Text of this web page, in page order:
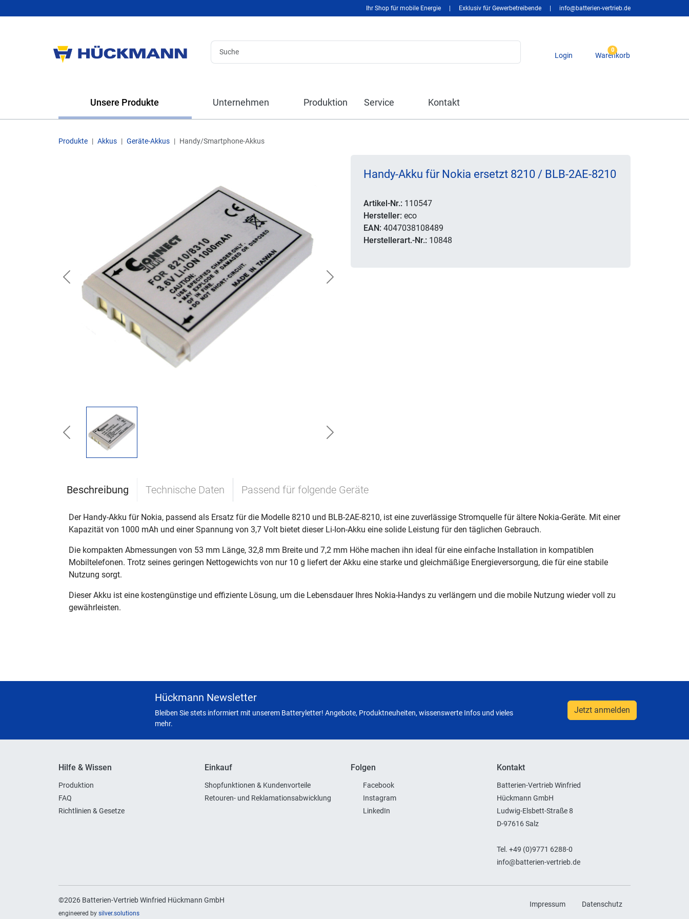
Ihr Shop für mobile Energie Exklusiv für Gewerbetreibende info@batterien-vertrieb.de
Login
0
Warenkorb
Unsere Produkte Unternehmen Produktion Service Kontakt
Produkte Akkus Geräte-Akkus Handy/Smartphone-Akkus
Previous Next
Previous Next
Handy-Akku für Nokia ersetzt 8210 / BLB-2AE-8210
Artikel-Nr.: 110547
Hersteller: eco
EAN: 4047038108489
Herstellerart.-Nr.: 10848
Beschreibung Technische Daten Passend für folgende Geräte
Der Handy-Akku für Nokia, passend als Ersatz für die Modelle 8210 und BLB-2AE-8210, ist eine zuverlässige Stromquelle für ältere Nokia-Geräte. Mit einer
Kapazität von 1000 mAh und einer Spannung von 3,7 Volt bietet dieser Li-Ion-Akku eine solide Leistung für den täglichen Gebrauch.
Die kompakten Abmessungen von 53 mm Länge, 32,8 mm Breite und 7,2 mm Höhe machen ihn ideal für eine einfache Installation in kompatiblen
Mobiltelefonen. Trotz seines geringen Nettogewichts von nur 10 g liefert der Akku eine starke und gleichmäßige Energieversorgung, die für eine stabile
Nutzung sorgt.
Dieser Akku ist eine kostengünstige und effiziente Lösung, um die Lebensdauer Ihres Nokia-Handys zu verlängern und die mobile Nutzung wieder voll zu
gewährleisten.
Hückmann Newsletter
Bleiben Sie stets informiert mit unserem Batteryletter! Angebote, Produktneuheiten, wissenswerte Infos und vieles
mehr.
Jetzt anmelden
Hilfe & Wissen
Produktion
FAQ
Richtlinien & Gesetze
Einkauf
Shopfunktionen & Kundenvorteile
Retouren- und Reklamationsabwicklung
Folgen
Facebook
Instagram
LinkedIn
Kontakt
Batterien-Vertrieb Winfried
Hückmann GmbH
Ludwig-Elsbett-Straße 8
D-97616 Salz
Tel. +49 (0)9771 6288-0
info@batterien-vertrieb.de
©2026 Batterien-Vertrieb Winfried Hückmann GmbH
engineered by silver.solutions
Impressum Datenschutz